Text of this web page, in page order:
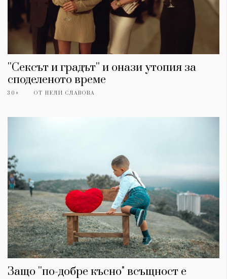
''Сексът и градът'' и онази утопия за
споделеното време
30+ ОТ НЕЛИ СЛАВОВА
Защо ''по-добре късно" всъщност е
КАТЕГОРИИ
Wine&Dine
Подкасти
Мода
Dialogue
Изкуство
ЗА НАС
Условия за
ползване
За нас
Реклама
Политика за